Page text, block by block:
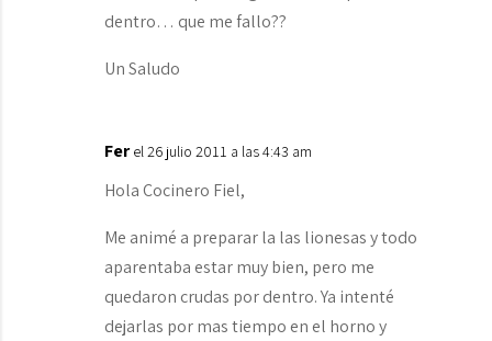
dentro… que me fallo??
Un Saludo
Fer el 26 julio 2011 a las 4:43 am
Hola Cocinero Fiel,
Me animé a preparar la las lionesas y todo
aparentaba estar muy bien, pero me
quedaron crudas por dentro. Ya intenté
dejarlas por mas tiempo en el horno y